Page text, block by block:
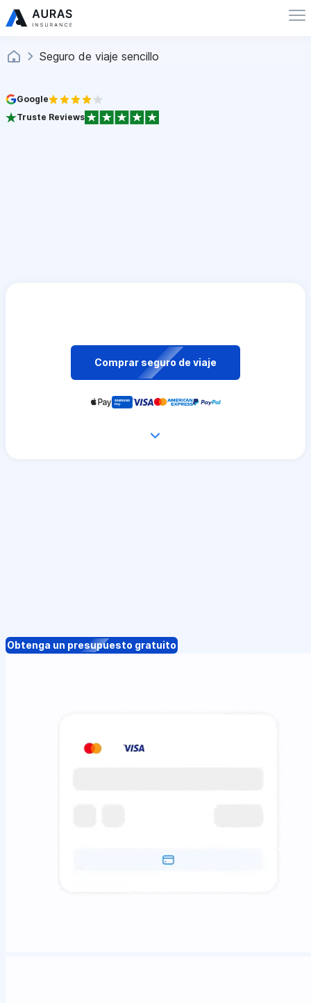
Seguro de viaje sencillo
Google
Truste Reviews
Comprar seguro de viaje
Obtenga un presupuesto gratuito